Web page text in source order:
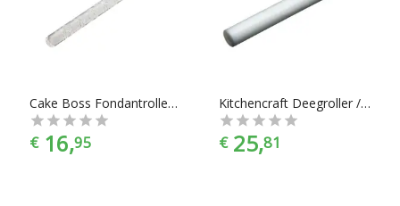
Met merken als KitchenCraft, Joseph Joseph, Judge, Cake
Boss, Wilton en nog veel meer vind je altijd het product dat
Cake Boss Fondantroller Flower & Dots
€ 16,95
Kitchencraft Deegroller / Fondantroller 32cm
€ 25,81